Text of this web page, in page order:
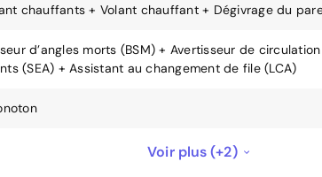
chauffants + Volant chauffant + Dégivrage du
d’angles morts (BSM) + Avertisseur de
(SEA) + Assistant au changement de file (LCA)
avant / arrière avec freinage auto
Voir plus (+2)